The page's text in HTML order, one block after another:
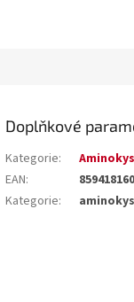
Doplňkové
Kategorie:
EAN:
Kategorie: